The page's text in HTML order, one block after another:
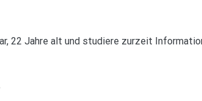
22 Jahre alt und studiere zurzeit